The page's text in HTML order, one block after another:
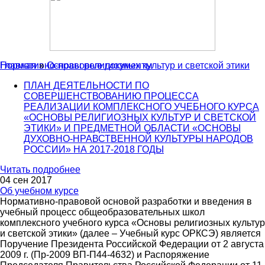
Главная»Основы религиозных культур и светской этики
Нормативно-правовые документы
ПЛАН ДЕЯТЕЛЬНОСТИ ПО
СОВЕРШЕНСТВОВАНИЮ ПРОЦЕССА
РЕАЛИЗАЦИИ КОМПЛЕКСНОГО УЧЕБНОГО КУРСА
«ОСНОВЫ РЕЛИГИОЗНЫХ КУЛЬТУР И СВЕТСКОЙ
ЭТИКИ» И ПРЕДМЕТНОЙ ОБЛАСТИ «ОСНОВЫ
ДУХОВНО-НРАВСТВЕННОЙ КУЛЬТУРЫ НАРОДОВ
РОССИИ» НА 2017-2018 ГОДЫ
Читать подробнее
04 сен 2017
Об учебном курсе
Нормативно-правовой основой разработки и введения в
учебный процесс общеобразовательных школ
комплексного учебного курса «Основы религиозных культур
и светской этики» (далее – Учебный курс ОРКСЭ) является
Поручение Президента Российской Федерации от 2 августа
2009 г. (Пр-2009 ВП-П44-4632) и Распоряжение